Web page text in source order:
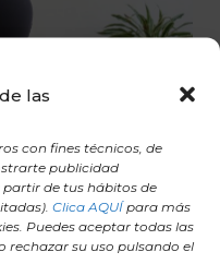
las
con fines técnicos, de
publicidad
de tus hábitos de
Clica AQUÍpara más
Puedes aceptar todas las
rechazar su uso pulsando el